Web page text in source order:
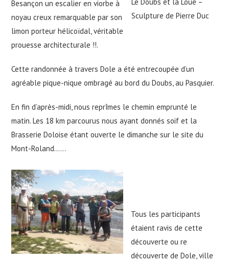
Sculpture de Pierre Duc
Besançon un escalier en viorbe à
noyau creux remarquable par son
limon porteur hélicoïdal, véritable
prouesse architecturale !!.
Cette randonnée à travers Dole a été entrecoupée d’un
agréable pique-nique ombragé au bord du Doubs, au Pasquier.
En fin d’après-midi, nous reprîmes le chemin emprunté le
matin. Les 18 km parcourus nous ayant donnés soif et la
Brasserie Doloise étant ouverte le dimanche sur le site du
Mont-Roland……
Tous les participants
étaient ravis de cette
découverte ou re
découverte de Dole, ville